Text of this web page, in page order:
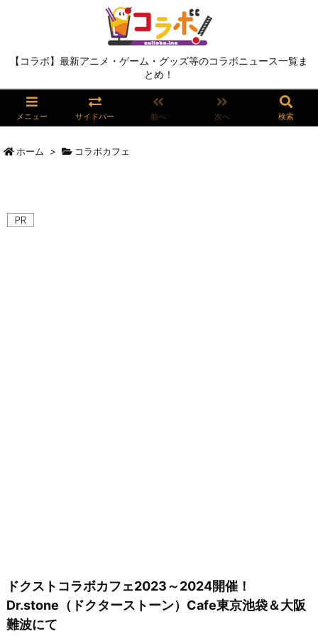
【コラボ】最新アニメ・ゲーム・グッズ等のコラボニュース一覧ま
とめ！
メニュー サイドバー 前へ 次へ 検索
ホーム > コラボカフェ
ドクストコラボカフェ2023～2024開催！
Dr.stone（ドクターストーン）Cafe東京池袋＆大阪
難波にて